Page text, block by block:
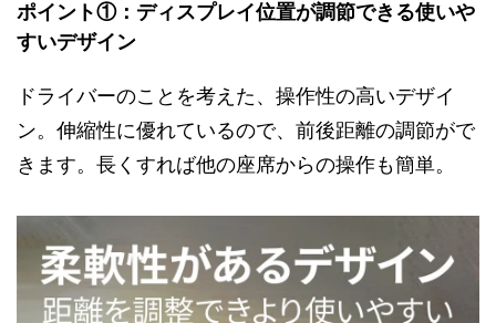
ポイント①：ディスプレイ位置が調節できる使いや
すいデザイン
ドライバーのことを考えた、操作性の高いデザイ
ン。伸縮性に優れているので、前後距離の調節がで
きます。長くすれば他の座席からの操作も簡単。